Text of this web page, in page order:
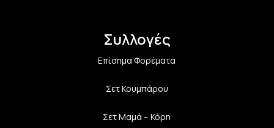
Συλλογές
Επίσημα Φορέματα
Σετ Κουμπάρου
Σετ Μαμά – Κόρη